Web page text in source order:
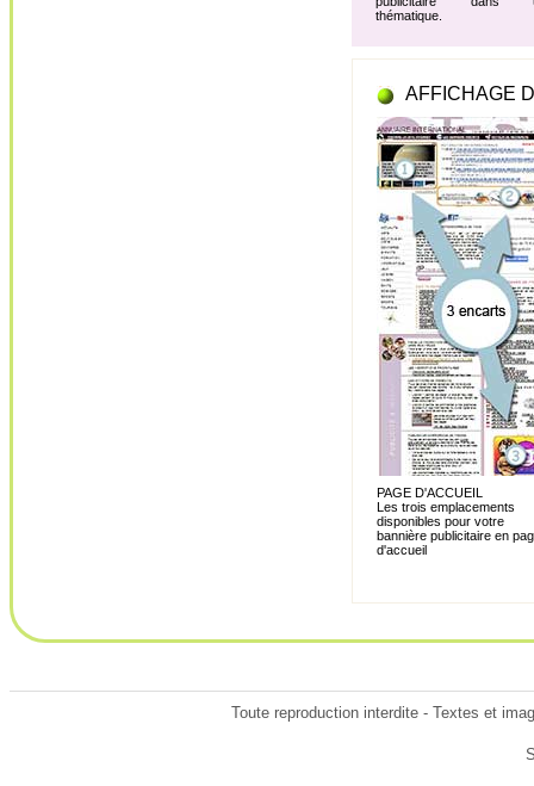
thématique.
AFFICHAGE
PAGE D'ACCUEIL
Les trois emplacements
disponibles pour votre
bannière publicitaire en
d'accueil
Toute reproduction interdite - Textes et